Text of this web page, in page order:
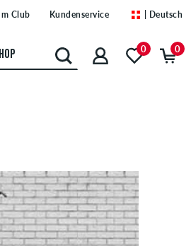
Club Kundenservice | Deutsch
0 0